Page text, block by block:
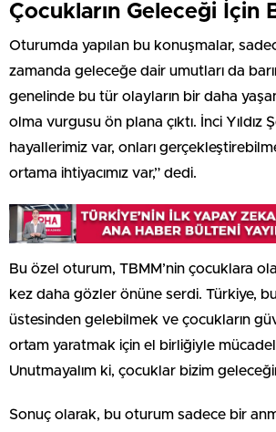
Çocukların Geleceği İçin
Oturumda yapılan bu konuşmalar,
zamanda geleceğe dair umutları da
genelinde bu tür olayların bir daha
olma vurgusu ön plana çıktı. İnci Yıldız
hayallerimiz var, onları
ortama ihtiyacımız var,” dedi.
Bu özel oturum, TBMM’nin çocuklara
kez daha gözler önüne serdi. Türkiye,
üstesinden gelebilmek ve çocukların
ortam yaratmak için el birliğiyle
Unutmayalım ki, çocuklar bizim
Sonuç olarak, bu oturum sadece bir